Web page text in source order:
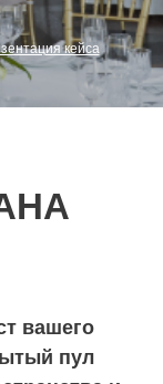
кейса
кто
от